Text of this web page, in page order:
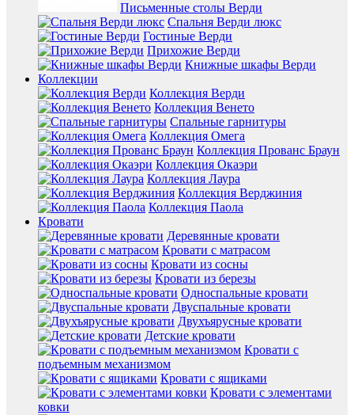
Письменные столы Верди
Спальня Верди люкс
Гостиные Верди
Прихожие Верди
Книжные шкафы Верди
Коллекции
Коллекция Верди
Коллекция Венето
Спальные гарнитуры
Коллекция Омега
Коллекция Прованс Браун
Коллекция Окаэри
Коллекция Лаура
Коллекция Верджиния
Коллекция Паола
Кровати
Деревянные кровати
Кровати с матрасом
Кровати из сосны
Кровати из березы
Односпальные кровати
Двуспальные кровати
Двухъярусные кровати
Детские кровати
Кровати с
подъемным механизмом
Кровати с ящиками
Кровати с элементами
ковки